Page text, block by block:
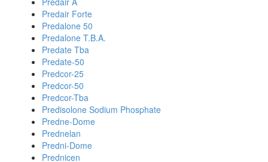
Predair Forte
Predalone 50
Predalone T.B.A.
Predate Tba
Predate-50
Predcor-25
Predcor-50
Predcor-Tba
Predisolone Sodium Phosphate
Predne-Dome
Prednelan
Predni-Dome
Prednicen